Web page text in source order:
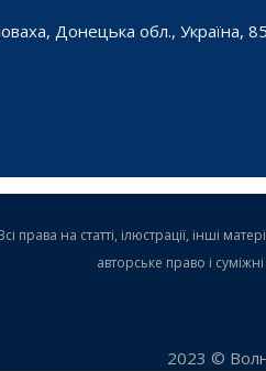
Донецька обл., Україна,
права на статті, ілюстрації, інші
авторське право і
2023 ©